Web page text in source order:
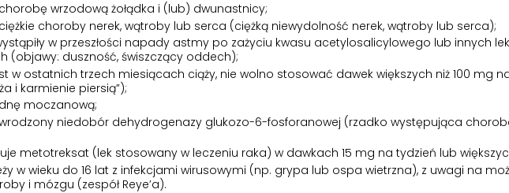
wrzodową żołądka i (lub) dwunastnicy;
choroby nerek, wątroby lub serca (ciężką niewydolność nerek, wątroby lub serca);
w przeszłości napady astmy po zażyciu kwasu acetylosalicylowego lub innych
(objawy: duszność, świszczący oddech);
w ostatnich trzech miesiącach ciąży, nie wolno stosować dawek większych niż 100 mg
i karmienie piersią”);
moczanową;
niedobór dehydrogenazy glukozo-6-fosforanowej (rzadko występująca
metotreksat (lek stosowany w leczeniu raka) w dawkach 15 mg na tydzień lub
w wieku do 16 lat z infekcjami wirusowymi (np. grypa lub ospa wietrzna), z uwagi na
i mózgu (zespół Reye’a).